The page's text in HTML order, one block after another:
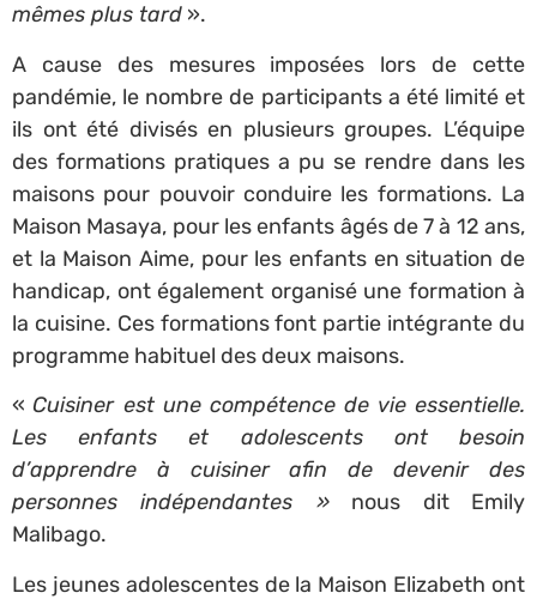
mêmes plus tard ».
A cause des mesures imposées lors de cette
pandémie, le nombre de participants a été limité et
ils ont été divisés en plusieurs groupes. L’équipe
des formations pratiques a pu se rendre dans les
maisons pour pouvoir conduire les formations. La
Maison Masaya, pour les enfants âgés de 7 à 12 ans,
et la Maison Aime, pour les enfants en situation de
handicap, ont également organisé une formation à
la cuisine. Ces formations font partie intégrante du
programme habituel des deux maisons.
« Cuisiner est une compétence de vie essentielle.
Les enfants et adolescents ont besoin
d’apprendre à cuisiner afin de devenir des
personnes indépendantes »nous dit Emily
Malibago.
Les jeunes adolescentes de la Maison Elizabeth ont